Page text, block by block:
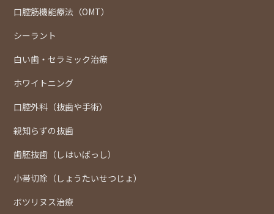
口腔筋機能療法（OMT）
シーラント
白い歯・セラミック治療
ホワイトニング
口腔外科（抜歯や手術）
親知らずの抜歯
歯胚抜歯（しはいばっし）
小帯切除（しょうたいせつじょ）
ボツリヌス治療